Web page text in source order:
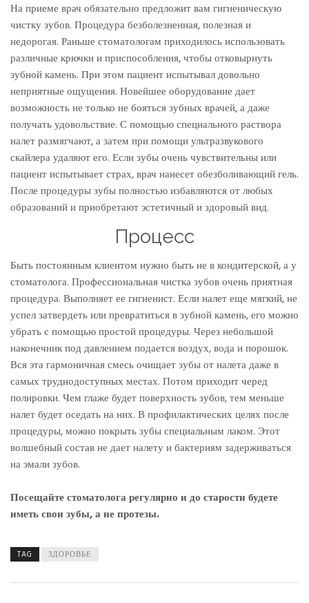
На приеме врач обязательно предложит вам гигиеническую
чистку зубов. Процедура безболезненная, полезная и
недорогая. Раньше стоматологам приходилось использовать
различные крючки и приспособления, чтобы отковырнуть
зубной камень. При этом пациент испытывал довольно
неприятные ощущения. Новейшее оборудование дает
возможность не только не бояться зубных врачей, а даже
получать удовольствие. С помощью специального раствора
налет размягчают, а затем при помощи ультразвукового
скайлера удаляют его. Если зубы очень чувствительны или
пациент испытывает страх, врач нанесет обезболивающий гель.
После процедуры зубы полностью избавляются от любых
образований и приобретают эстетичный и здоровый вид.
Процесс
Быть постоянным клиентом нужно быть не в кондитерской, а у
стоматолога. Профессиональная чистка зубов очень приятная
процедура. Выполняет ее гигиенист. Если налет еще мягкий, не
успел затвердеть или превратиться в зубной камень, его можно
убрать с помощью простой процедуры. Через небольшой
наконечник под давлением подается воздух, вода и порошок.
Вся эта гармоничная смесь очищает зубы от налета даже в
самых труднодоступных местах. Потом приходит черед
полировки. Чем глаже будет поверхность зубов, тем меньше
налет будет оседать на них. В профилактических целях после
процедуры, можно покрыть зубы специальным лаком. Этот
волшебный состав не дает налету и бактериям задерживаться
на эмали зубов.
Посещайте стоматолога регулярно и до старости будете
иметь свои зубы, а не протезы.
TAG ЗДОРОВЬЕ